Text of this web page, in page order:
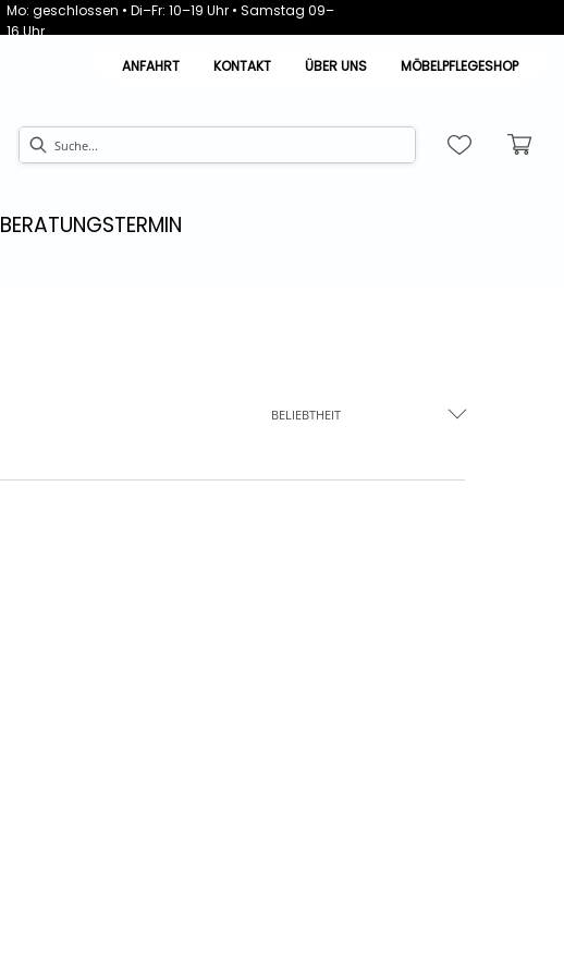
Mo: geschlossen • Di–Fr: 10–19 Uhr • Samstag 09–
16 Uhr
ANFAHRT
KONTAKT ÜBER UNS MÖBELPFLEGESHOP
BERATUNGSTERMIN
BELIEBTHEIT